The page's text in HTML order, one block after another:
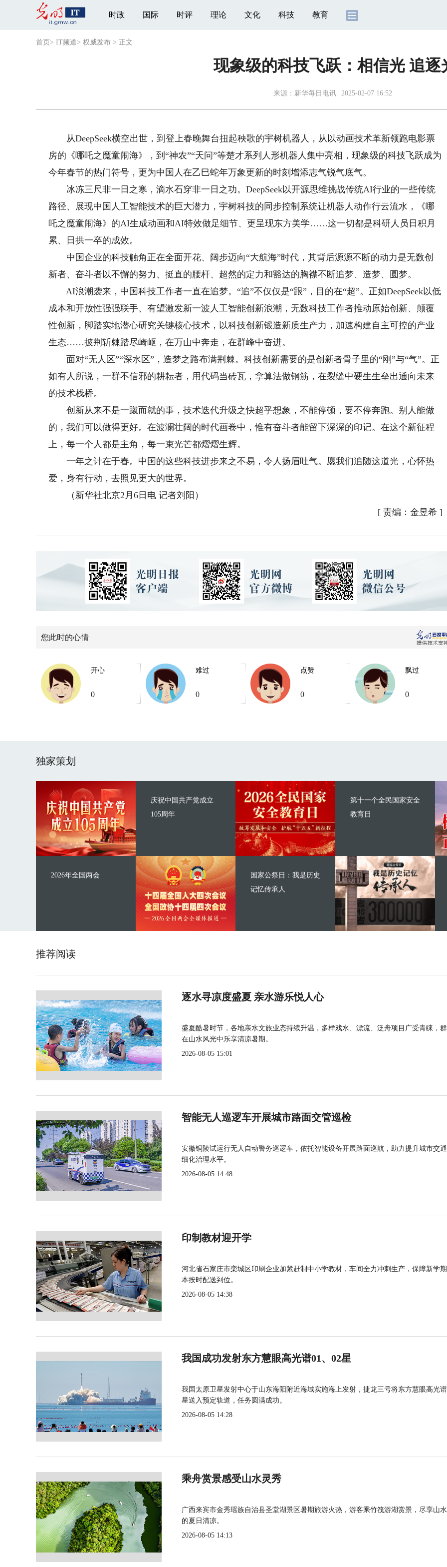
时政 国际 时评 理论 文化 科技 教育
首页 > IT频道> 权威发布 > 正文
现象级的科技飞跃：相信光 追逐
来源： 新华每日电讯 2025-02-07 16:52
从DeepSeek横空出世，到登上春晚舞台扭起秧歌的宇树机器人，从以动画技术革新领跑电影票
房的《哪吒之魔童闹海》，到“神农”“天问”等楚才系列人形机器人集中亮相，现象级的科技飞跃成为
今年春节的热门符号，更为中国人在乙巳蛇年万象更新的时刻增添志气锐气底气。
冰冻三尺非一日之寒，滴水石穿非一日之功。DeepSeek以开源思维挑战传统AI行业的一些传统
路径、展现中国人工智能技术的巨大潜力，宇树科技的同步控制系统让机器人动作行云流水，《哪
吒之魔童闹海》的AI生成动画和AI特效做足细节、更呈现东方美学……这一切都是科研人员日积月
累、日拱一卒的成效。
中国企业的科技触角正在全面开花、阔步迈向“大航海”时代，其背后源源不断的动力是无数创
新者、奋斗者以不懈的努力、挺直的腰杆、超然的定力和豁达的胸襟不断追梦、造梦、圆梦。
AI浪潮袭来，中国科技工作者一直在追梦。“追”不仅仅是“跟”，目的在“超”。正如DeepSeek以低
成本和开放性强强联手、有望激发新一波人工智能创新浪潮，无数科技工作者推动原始创新、颠覆
性创新，脚踏实地潜心研究关键核心技术，以科技创新锻造新质生产力，加速构建自主可控的产业
生态……披荆斩棘踏尽崎岖，在万山中奔走，在群峰中奋进。
面对“无人区”“深水区”，造梦之路布满荆棘。科技创新需要的是创新者骨子里的“刚”与“气”。正
如有人所说，一群不信邪的耕耘者，用代码当砖瓦，拿算法做钢筋，在裂缝中硬生生垒出通向未来
的技术栈桥。
创新从来不是一蹴而就的事，技术迭代升级之快超乎想象，不能停顿，要不停奔跑。别人能做
的，我们可以做得更好。在波澜壮阔的时代画卷中，惟有奋斗者能留下深深的印记。在这个新征程
上，每一个人都是主角，每一束光芒都熠熠生辉。
一年之计在于春。中国的这些科技进步来之不易，令人扬眉吐气。愿我们追随这道光，心怀热
爱，身有行动，去照见更大的世界。
（新华社北京2月6日电 记者刘阳）
[ 责编：金昱希]
您此时的心情
开心
0
难过
0
点赞
0
飘过
0
独家策划
庆祝中国共产党成立
105周年
2026年全国两会
第十一个全民国家安全
教育日
国家公祭日：我是历史
记忆传承人
推荐阅读
逐水寻凉度盛夏 亲水游乐悦人心
盛夏酷暑时节，各地亲水文旅业态持续升温，多样戏水、漂流、泛舟项目广受青睐，
在山水风光中乐享清凉暑期。
2026-08-05 15:01
智能无人巡逻车开展城市路面交管巡检
安徽铜陵试运行无人自动警务巡逻车，依托智能设备开展路面巡航，助力提升城市交
细化治理水平。
2026-08-05 14:48
印制教材迎开学
河北省石家庄市栾城区印刷企业加紧赶制中小学教材，车间全力冲刺生产，保障新学
本按时配送到位。
2026-08-05 14:38
我国成功发射东方慧眼高光谱01、02星
我国太原卫星发射中心于山东海阳附近海域实施海上发射，捷龙三号将东方慧眼高光
星送入预定轨道，任务圆满成功。
2026-08-05 14:28
乘舟赏景感受山水灵秀
广西来宾市金秀瑶族自治县圣堂湖景区暑期旅游火热，游客乘竹筏游湖赏景，尽享山
的夏日清凉。
2026-08-05 14:13